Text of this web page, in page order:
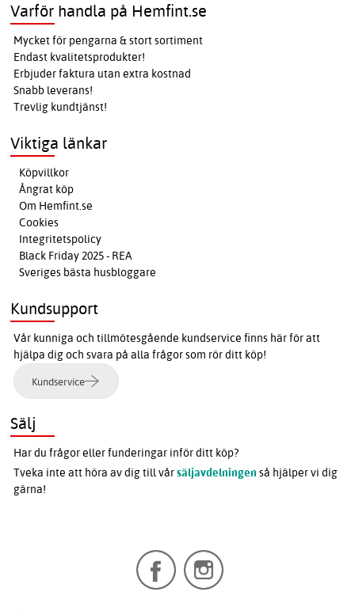
Varför handla på Hemfint.se
Mycket för pengarna & stort sortiment
Endast kvalitetsprodukter!
Erbjuder faktura utan extra kostnad
Snabb leverans!
Trevlig kundtjänst!
Viktiga länkar
Köpvillkor
Ångrat köp
Om Hemfint.se
Cookies
Integritetspolicy
Black Friday 2025 - REA
Sveriges bästa husbloggare
Kundsupport
Vår kunniga och tillmötesgående kundservice finns här för att
hjälpa dig och svara på alla frågor som rör ditt köp!
Kundservice
Sälj
Har du frågor eller funderingar inför ditt köp?
Tveka inte att höra av dig till vårsäljavdelningen så hjälper vi dig
gärna!